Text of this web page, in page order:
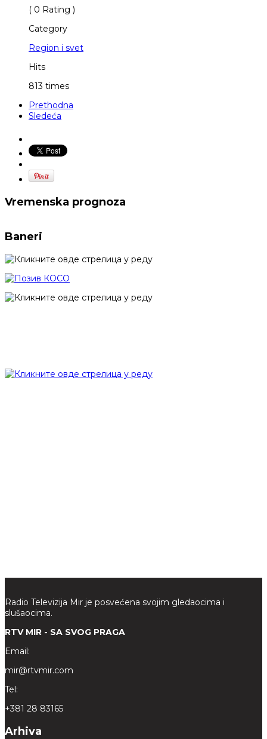
( 0 Rating )
Category
Region i svet
Hits
813 times
Prethodna
Sledeća
Vremenska prognoza
Baneri
Radio Televizija Mir je posvećena svojim gledaocima i
slušaocima.
RTV MIR - SA SVOG PRAGA
Email:
mir@rtvmir.com
Tel:
+381 28 83165
Arhiva